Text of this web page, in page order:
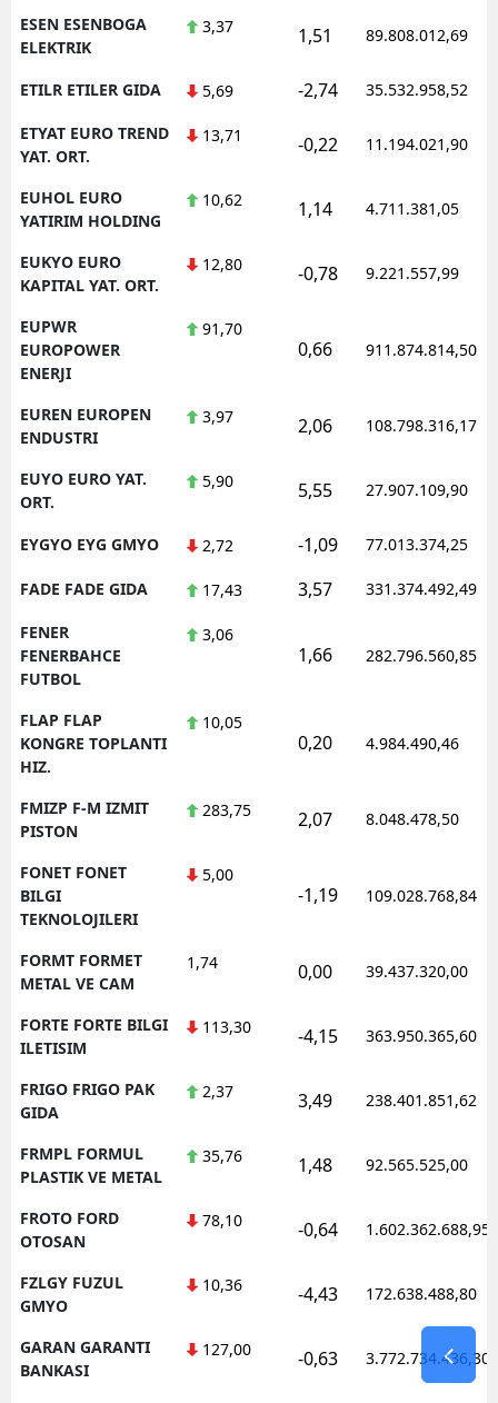
ESEN ESENBOGA
ELEKTRIK
3,37 1,51 89.808.012,69
ETILR ETILER GIDA 5,69 -2,74 35.532.958,52
ETYAT EURO TREND
YAT. ORT.
13,71 -0,22 11.194.021,90
EUHOL EURO
YATIRIM HOLDING
10,62 1,14 4.711.381,05
EUKYO EURO
KAPITAL YAT. ORT.
12,80 -0,78 9.221.557,99
EUPWR
EUROPOWER
ENERJI
91,70
0,66 911.874.814,50
EUREN EUROPEN
ENDUSTRI
3,97 2,06 108.798.316,17
EUYO EURO YAT.
ORT.
5,90 5,55 27.907.109,90
EYGYO EYG GMYO 2,72 -1,09 77.013.374,25
FADE FADE GIDA 17,43 3,57 331.374.492,49
FENER
FENERBAHCE
FUTBOL
3,06
1,66 282.796.560,85
FLAP FLAP
KONGRE TOPLANTI
HIZ.
10,05
0,20 4.984.490,46
FMIZP F-M IZMIT
PISTON
283,75 2,07 8.048.478,50
FONET FONET
BILGI
TEKNOLOJILERI
5,00
-1,19 109.028.768,84
FORMT FORMET
METAL VE CAM
1,74 0,00 39.437.320,00
FORTE FORTE BILGI
ILETISIM
113,30 -4,15 363.950.365,60
FRIGO FRIGO PAK
GIDA
2,37 3,49 238.401.851,62
FRMPL FORMUL
PLASTIK VE METAL
35,76 1,48 92.565.525,00
FROTO FORD
OTOSAN
78,10 -0,64 1.602.362.688,95
FZLGY FUZUL
GMYO
10,36 -4,43 172.638.488,80
GARAN GARANTI
BANKASI
127,00 -0,63 3.772.734.436,30